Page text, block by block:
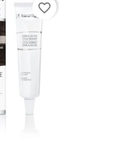
favorite_border